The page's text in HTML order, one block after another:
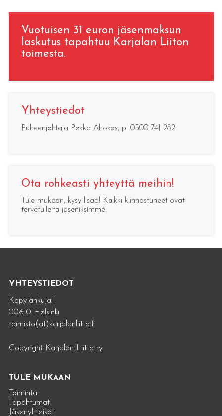
Vuotuisen 31 euron jäsenmaksun
laskutus tapahtuu Karjalan Liiton
toimesta.
Yhteystiedot
Puheenjohtaja Pekka Ahokas, p. 0500 741 282
Ota rohkeasti yhteyttä meihin!
Tule mukaan, kysy lisää! Kaikki kiinnostuneet ovat
tervetulleita jäseniksimme!
YHTEYSTIEDOT
Käpylänkuja 1
00610 Helsinki
toimisto(at)karjalanliitto.fi
Copyright Karjalan Liitto ry
TULE MUKAAN
Toiminta
Tapahtumat
Jäsenyhteisöt